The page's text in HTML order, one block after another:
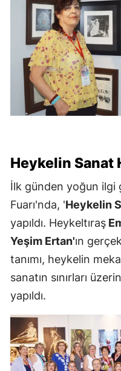
Heykelin Sanat
İlk günden yoğun ilgi
Fuarı'nda, 'Heykelin
yapıldı. Heykeltıraş
Yeşim Ertan'ın
tanımı, heykelin
sanatın sınırları
yapıldı.